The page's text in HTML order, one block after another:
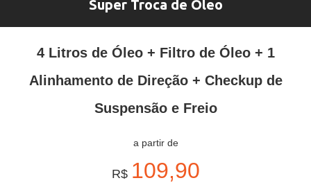
Super Troca de Óleo
4 Litros de Óleo + Filtro de Óleo + 1
Alinhamento de Direção + Checkup de
Suspensão e Freio
a partir de
R$ 109,90